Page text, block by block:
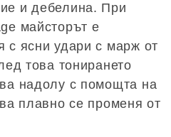
и дебелина. При
майсторът е
с ясни удари с марж от
това тонирането
надолу с помощта на
плавно се променя от